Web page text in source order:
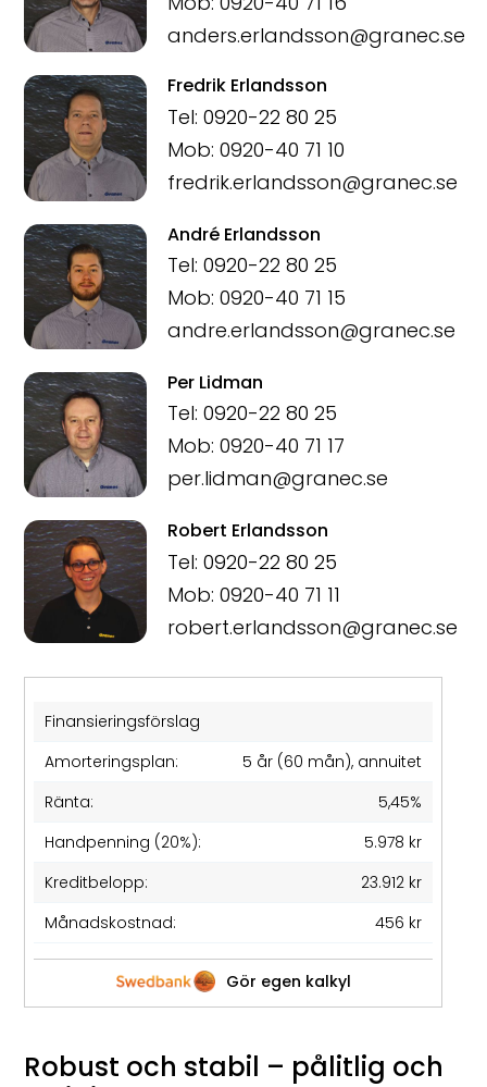
anders.erlandsson@granec.se
Fredrik Erlandsson
Tel: 0920-22 80 25
Mob: 0920-40 71 10
fredrik.erlandsson@granec.se
André Erlandsson
Tel: 0920-22 80 25
Mob: 0920-40 71 15
andre.erlandsson@granec.se
Per Lidman
Tel: 0920-22 80 25
Mob: 0920-40 71 17
per.lidman@granec.se
Robert Erlandsson
Tel: 0920-22 80 25
Mob: 0920-40 71 11
robert.erlandsson@granec.se
Finansieringsförslag
Amorteringsplan:
5 år (60 mån), annuitet
Ränta:
5,45%
Handpenning (20%):
5.978 kr
Kreditbelopp:
23.912 kr
Månadskostnad:
456 kr
Gör egen kalkyl
Robust och stabil – pålitlig och